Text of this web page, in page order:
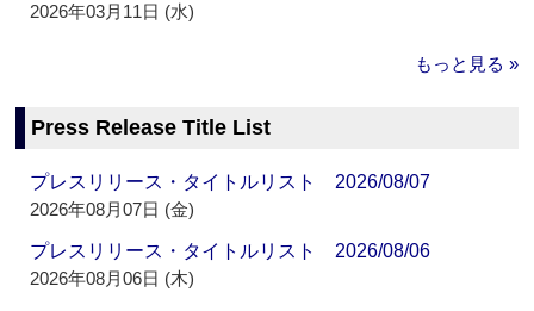
2026年03月11日 (水)
もっと見る »
Press Release Title List
プレスリリース・タイトルリスト 2026/08/07
2026年08月07日 (金)
プレスリリース・タイトルリスト 2026/08/06
2026年08月06日 (木)